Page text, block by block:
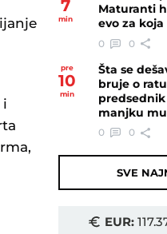
i
7
min
Maturanti
evo za koja
0 0
pre
10
min
Šta se
bruje o
manjku
0 0
SVE
EUR: